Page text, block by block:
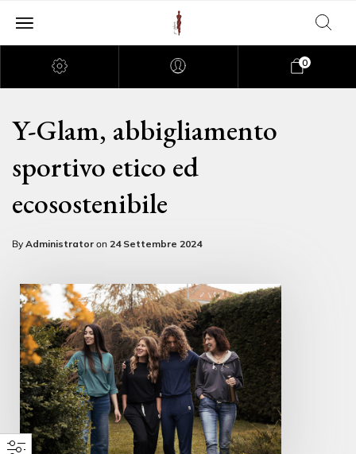
0
Y-Glam, abbigliamento
sportivo etico ed
ecosostenibile
By Administrator on 24 Settembre 2024